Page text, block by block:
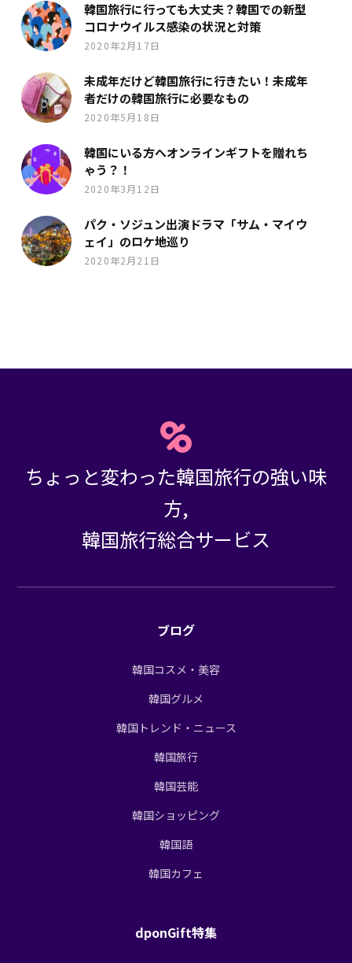
韓国旅行に行っても大丈夫？韓国での新型
コロナウイルス感染の状況と対策
2020年2月17日
未成年だけど韓国旅行に行きたい！未成年
者だけの韓国旅行に必要なもの
2020年5月18日
韓国にいる方へオンラインギフトを贈れち
ゃう？！
2020年3月12日
パク・ソジュン出演ドラマ「サム・マイウ
ェイ」のロケ地巡り
2020年2月21日
ちょっと変わった韓国旅行の強い味
方,
韓国旅行総合サービス
ブログ
韓国コスメ・美容
韓国グルメ
韓国トレンド・ニュース
韓国旅行
韓国芸能
韓国ショッピング
韓国語
韓国カフェ
dponGift特集